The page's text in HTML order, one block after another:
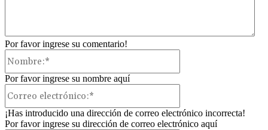
Por favor ingrese su comentario!
Por favor ingrese su nombre aquí
¡Has introducido una dirección de correo electrónico incorrecta!
Por favor ingrese su dirección de correo electrónico aquí